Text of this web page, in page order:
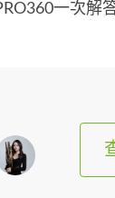
一次解